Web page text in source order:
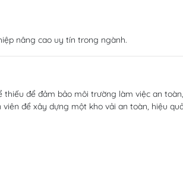
nâng cao uy tín trong ngành.
thiếu để đảm bảo môi trường làm việc an
để xây dựng một kho vải an toàn, hiệu